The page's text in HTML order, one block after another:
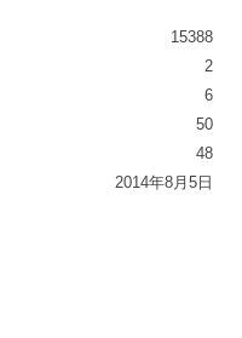
15388
2
6
50
48
2014年8月5日